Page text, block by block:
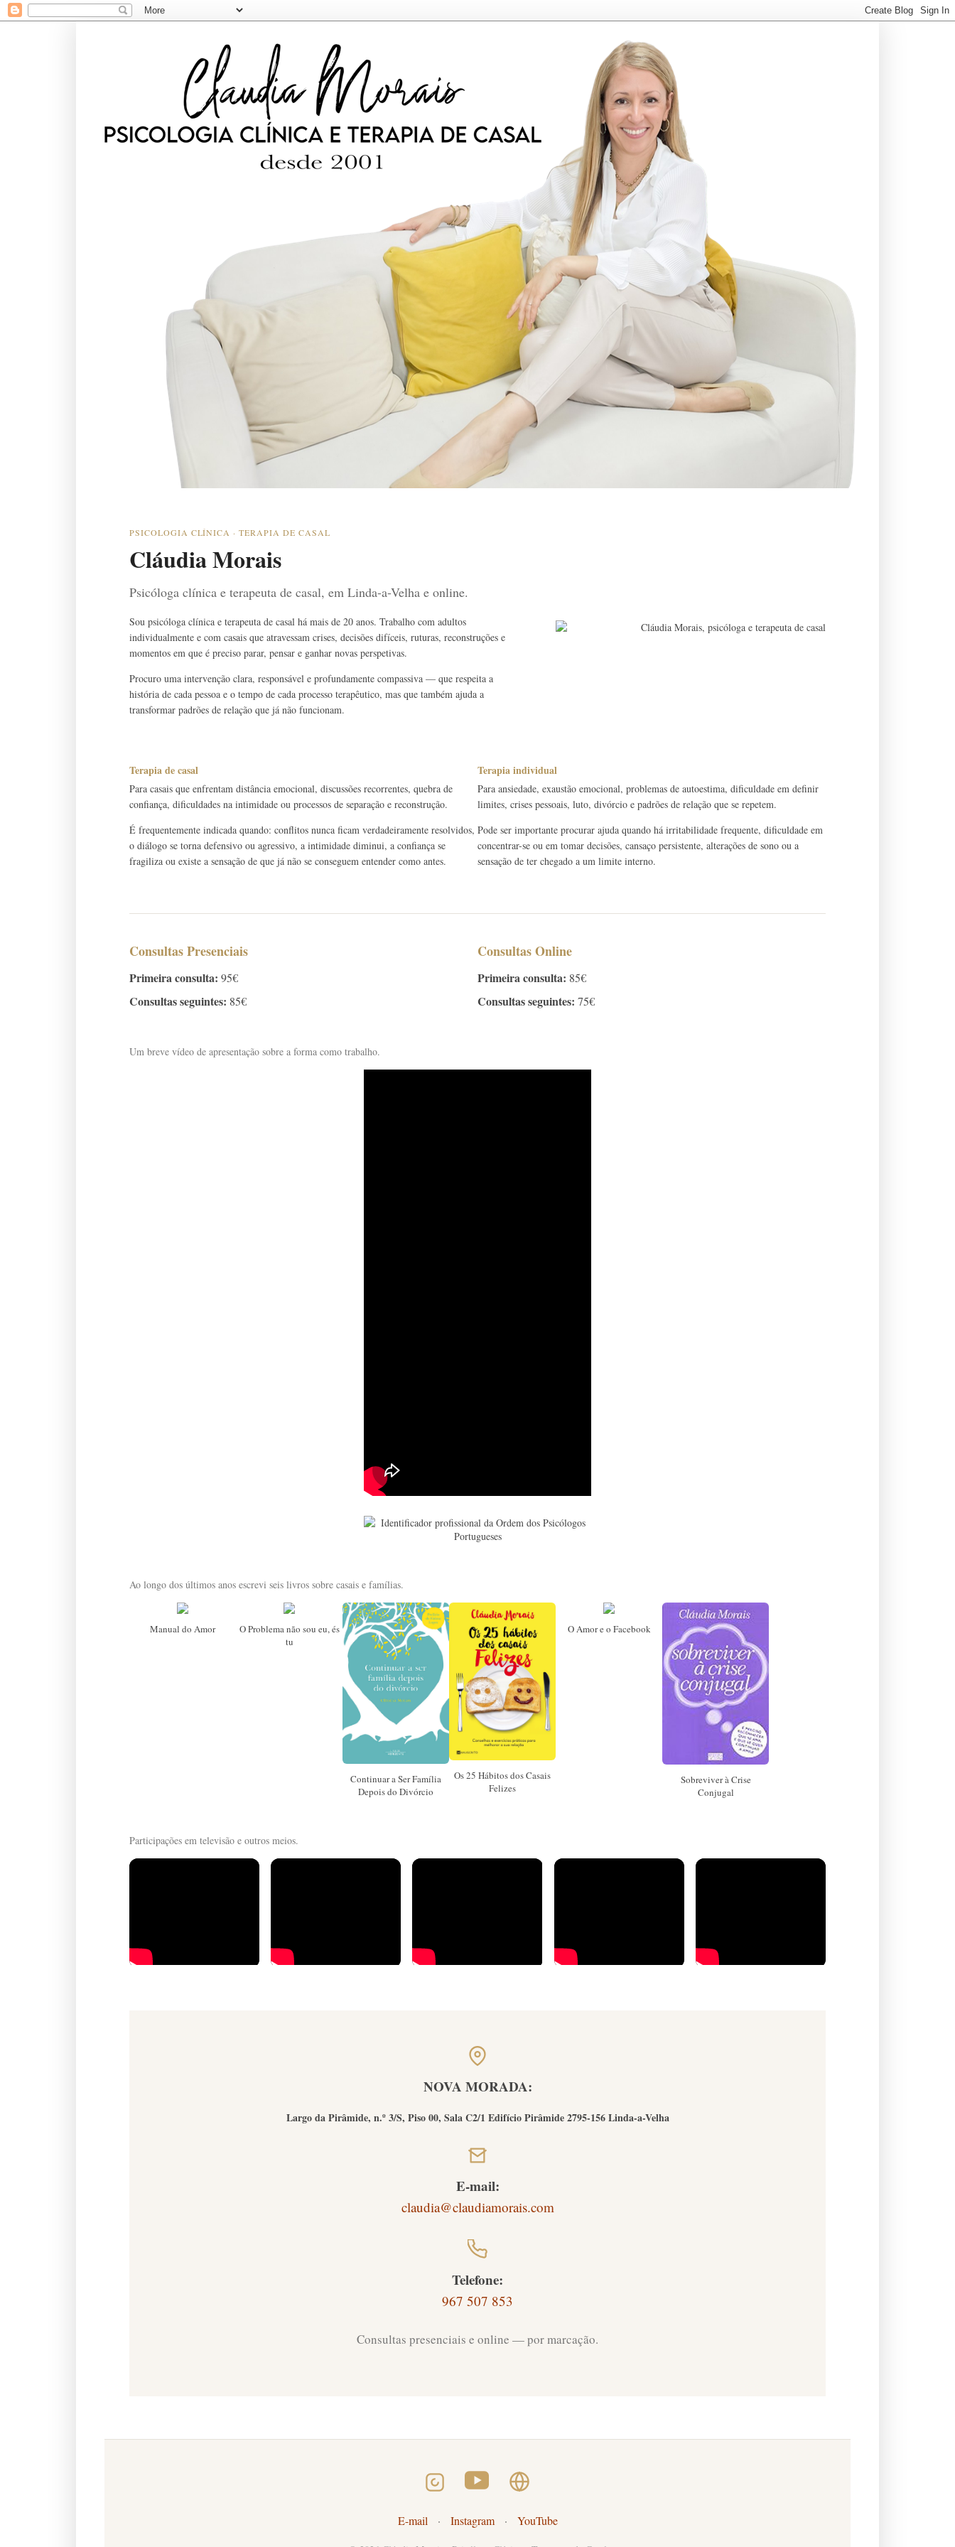
PSICOLOGIA CLÍNICA · TERAPIA DE CASAL
Cláudia Morais
Psicóloga clínica e terapeuta de casal, em Linda-a-Velha e online.
Sou psicóloga clínica e terapeuta de casal há mais de 20 anos. Trabalho com adultos
individualmente e com casais que atravessam crises, decisões difíceis, ruturas, reconstruções e
momentos em que é preciso parar, pensar e ganhar novas perspetivas.
Procuro uma intervenção clara, responsável e profundamente compassiva — que respeita a
história de cada pessoa e o tempo de cada processo terapêutico, mas que também ajuda a
transformar padrões de relação que já não funcionam.
Terapia de casal
Para casais que enfrentam distância emocional, discussões recorrentes, quebra de
confiança, dificuldades na intimidade ou processos de separação e reconstrução.
É frequentemente indicada quando: conflitos nunca ficam verdadeiramente resolvidos,
o diálogo se torna defensivo ou agressivo, a intimidade diminui, a confiança se
fragiliza ou existe a sensação de que já não se conseguem entender como antes.
Terapia individual
Para ansiedade, exaustão emocional, problemas de autoestima, dificuldade em definir
limites, crises pessoais, luto, divórcio e padrões de relação que se repetem.
Pode ser importante procurar ajuda quando há irritabilidade frequente, dificuldade em
concentrar-se ou em tomar decisões, cansaço persistente, alterações de sono ou a
sensação de ter chegado a um limite interno.
Consultas Presenciais
Primeira consulta: 95€
Consultas seguintes: 85€
Consultas Online
Primeira consulta: 85€
Consultas seguintes: 75€
Um breve vídeo de apresentação sobre a forma como trabalho.
Ao longo dos últimos anos escrevi seis livros sobre casais e famílias.
Manual do Amor
O Problema não sou eu, és
tu
Continuar a Ser Família
Depois do Divórcio
Os 25 Hábitos dos Casais
Felizes
O Amor e o Facebook
Sobreviver à Crise
Conjugal
Participações em televisão e outros meios.
NOVA MORADA:
Largo da Pirâmide, n.º 3/S, Piso 00, Sala C2/1 Edifício Pirâmide 2795-156 Linda-a-Velha
E-mail:
claudia@claudiamorais.com
Telefone:
967 507 853
Consultas presenciais e online — por marcação.
E-mail · Instagram · YouTube